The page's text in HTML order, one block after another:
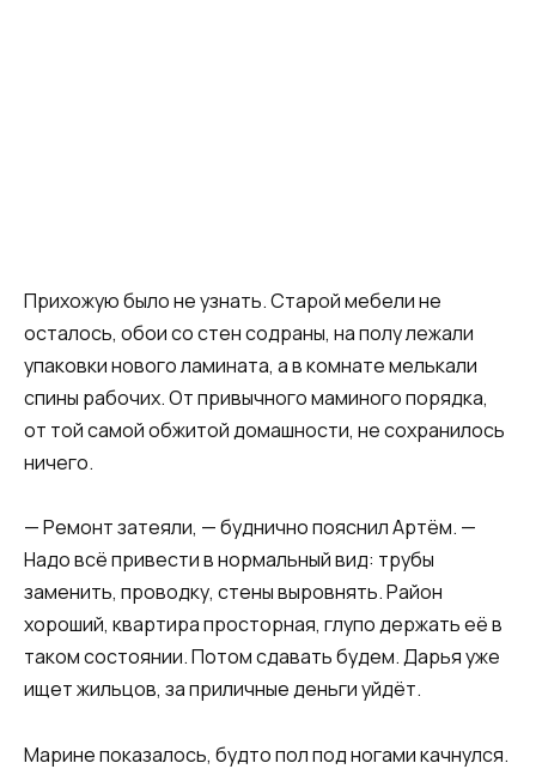
Прихожую было не узнать. Старой мебели не
осталось, обои со стен содраны, на полу лежали
упаковки нового ламината, а в комнате мелькали
спины рабочих. От привычного маминого порядка,
от той самой обжитой домашности, не сохранилось
ничего.
— Ремонт затеяли, — буднично пояснил Артём. —
Надо всё привести в нормальный вид: трубы
заменить, проводку, стены выровнять. Район
хороший, квартира просторная, глупо держать её в
таком состоянии. Потом сдавать будем. Дарья уже
ищет жильцов, за приличные деньги уйдёт.
Марине показалось, будто пол под ногами качнулся.